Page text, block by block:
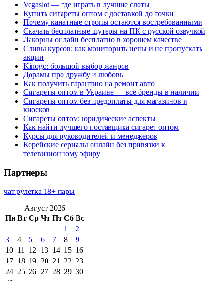
Vegaslot — где играть в лучшие слоты
Купить сигареты оптом с доставкой до точки
Почему канатные стропы остаются востребованными
Скачать бесплатные шутеры на ПК с русской озвучкой
Лакорны онлайн бесплатно в хорошем качестве
Сливы курсов: как мониторить цены и не пропускать
акции
Kinogo: большой выбор жанров
Дорамы про дружбу и любовь
Как получить гарантию на ремонт авто
Сигареты оптом в Украине — все бренды в наличии
Сигареты оптом без предоплаты для магазинов и
киосков
Сигареты оптом: юридические аспекты
Как найти лучшего поставщика сигарет оптом
Курсы для руководителей и менеджеров
Корейские сериалы онлайн без привязки к
телевизионному эфиру
Партнеры
чат рулетка 18+ пары
Август 2026
Пн Вт Ср Чт Пт Сб Вс
1
2
3
4 5 6 7 8
9
10 11 12 13 14 15 16
17 18 19 20 21 22 23
24 25 26 27 28 29 30